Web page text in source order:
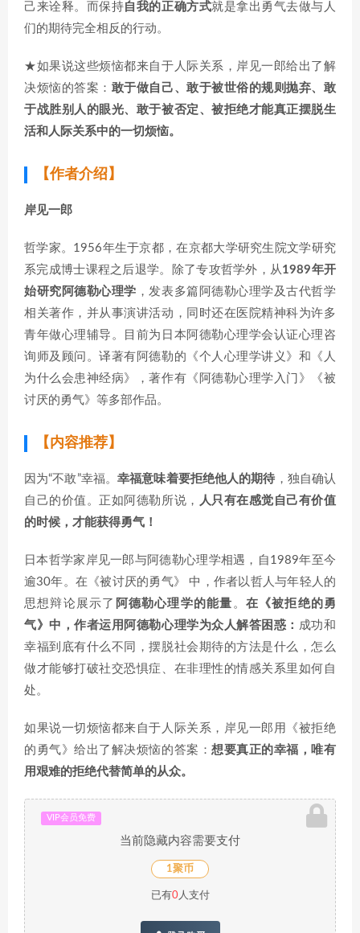
己来诠释。而保持 自我的正确方式就是拿出勇气去做与人
们的期待完全相反的行动。
★如果说这些烦恼都来自于人际关系，岸见一郎给出了解
决烦恼的答案： 敢于做自己、敢于被世俗的规则抛弃、敢
于战胜别人的眼光、敢于被否定、被拒绝才能真正摆脱生
活和人际关系中的一切烦恼。
【作者介绍】
岸见一郎
哲学家。1956年生于京都，在京都大学研究生院文学研究
系完成博士课程之后退学。除了专攻哲学外，从1989年开
始研究阿德勒心理学 ，发表多篇阿德勒心理学及古代哲学
相关著作，并从事演讲活动，同时还在医院精神科为许多
青年做心理辅导。目前为日本阿德勒心理学会认证心理咨
询师及顾问。译著有阿德勒的《个人心理学讲义》和《人
为什么会患神经病》，著作有《阿德勒心理学入门》《被
讨厌的勇气》等多部作品。
【内容推荐】
因为“不敢”幸福。幸福意味着要拒绝他人的期待 ，独自确认
自己的价值。正如阿德勒所说， 人只有在感觉自己有价值
的时候，才能获得勇气！
日本哲学家岸见一郎与阿德勒心理学相遇，自1989年至今
逾30年。在《被讨厌的勇气》 中，作者以哲人与年轻人的
思想辩论展示了 阿德勒心理学的能量 。 在《被拒绝的勇
气》中，作者运用阿德勒心理学为众人解答困惑： 成功和
幸福到底有什么不同，摆脱社会期待的方法是什么，怎么
做才能够打破社交恐惧症、在非理性的情感关系里如何自
处。
如果说一切烦恼都来自于人际关系，岸见一郎用《被拒绝
的勇气》给出了解决烦恼的答案：想要真正的幸福，唯有
用艰难的拒绝代替简单的从众。
VIP会员免费
当前隐藏内容需要支付
1聚币
已有0人支付